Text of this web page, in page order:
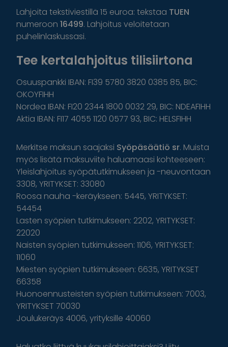
Lahjoita tekstiviestillä 15 euroa: tekstaa TUEN
numeroon 16499. Lahjoitus veloitetaan
puhelinlaskussasi.
Tee kertalahjoitus tilisiirtona
Osuuspankki IBAN: FI39 5780 3820 0385 85, BIC:
OKOYFIHH
Nordea IBAN: FI20 2344 1800 0032 29, BIC: NDEAFIHH
Aktia IBAN: FI17 4055 1120 0577 93, BIC: HELSFIHH
Merkitse maksun saajaksi Syöpäsäätiö sr. Muista
myös lisätä maksuviite haluamaasi kohteeseen:
Yleislahjoitus syöpätutkimukseen ja -neuvontaan
3308, YRITYKSET: 33080
Roosa nauha -keräykseen: 5445, YRITYKSET:
54454
Lasten syöpien tutkimukseen: 2202, YRITYKSET:
22020
Naisten syöpien tutkimukseen: 1106, YRITYKSET:
11060
Miesten syöpien tutkimukseen: 6635, YRITYKSET
66358
Huonoennusteisten syöpien tutkimukseen: 7003,
YRITYKSET 70030
Joulukeräys 4006, yrityksille 40060